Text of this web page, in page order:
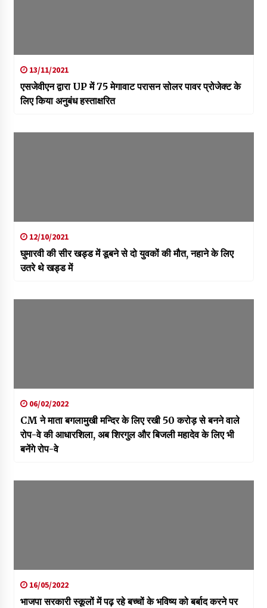
13/11/2021
एसजेवीएन द्वारा UP में 75 मेगावाट परासन सोलर पावर प्रोजेक्‍ट के
लिए किया अनुबंध हस्‍ताक्षरित
12/10/2021
घुमारवी की सीर खड्ड में डूबने से दो युवकों की मौत, नहाने के लिए
उतरे थे खड्ड में
06/02/2022
CM ने माता बगलामुखी मन्दिर के लिए रखी 50 करोड़ से बनने वाले
रोप-वे की आधारशिला, अब शिरगुल और बिजली महादेव के लिए भी
बनेंगे रोप-वे
16/05/2022
भाजपा सरकारी स्कूलों में पढ़ रहे बच्चों के भविष्य को बर्बाद करने पर